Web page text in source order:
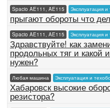
Spacio AE111, AE115 Эксплуатация
прыгают обороты что
Spacio AE111, AE115 Эксплуатация
Здравствуйте! как
продольных тяг и какой
нужен?
Любая машина Эксплуатация и
Хабаровск высокие
резистора?